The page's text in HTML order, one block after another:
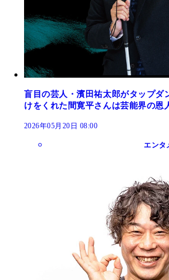
盲目の芸人・濱田祐太郎がタップダ
けをくれた間寛平さんは芸能界の恩
2026年05月20日 08:00
エンタ